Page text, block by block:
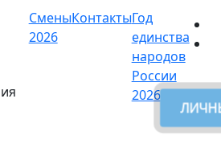
Смены
2026
КонтактыГод
единства
народов
России
2026